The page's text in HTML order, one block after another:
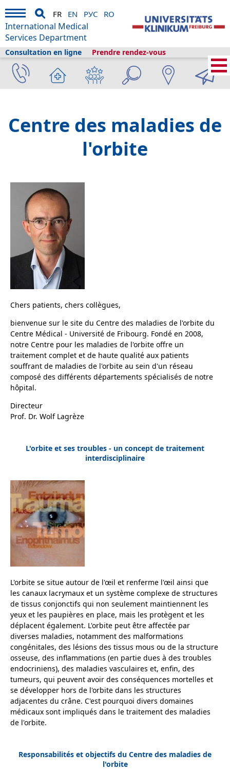
Prendre rendez-vous
Consultation en ligne
FR EN РУС RO
International Medical
Services Department
Services médicaux internationaux Services médicaux ›Cliniques et
départements
›Centre ophtalmologique Centre orbital
Centre des maladies de
l'orbite
Chers patients, chers collègues,
bienvenue sur le site du Centre des maladies de l'orbite du
Centre Médical - Université de Fribourg. Fondé en 2008,
notre Centre pour les maladies de l'orbite offre un
traitement complet et de haute qualité aux patients
souffrant de maladies de l'orbite au sein d'un réseau
composé des différents départements spécialisés de notre
hôpital.
Directeur
Prof. Dr. Wolf Lagrèze
L'orbite et ses troubles - un concept de traitement
interdisciplinaire
L'orbite se situe autour de l'œil et renferme l'œil ainsi que
les canaux lacrymaux et un système complexe de structures
de tissus conjonctifs qui non seulement maintiennent les
yeux et les paupières en place, mais les protègent et les
déplacent également. L'orbite peut être affectée par
diverses maladies, notamment des malformations
congénitales, des lésions des tissus mous ou de la structure
osseuse, des inflammations (en partie dues à des troubles
endocriniens), des maladies vasculaires et, enfin, des
tumeurs, qui peuvent avoir des conséquences mortelles et
se développer hors de l'orbite dans les structures
adjacentes du crâne. C'est pourquoi divers domaines
médicaux sont impliqués dans le traitement des maladies
de l'orbite.
Responsabilités et objectifs du Centre des maladies de
l'orbite